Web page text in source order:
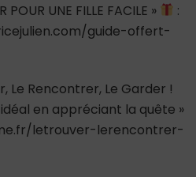
POUR UNE FILLE FACILE »
:
guide-offert-
Le Rencontrer, Le Garder !
en appréciant la quête »
letrouver-lerencontrer-